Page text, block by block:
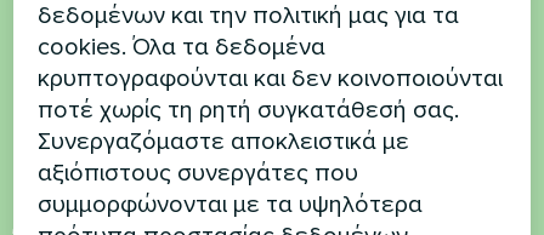
Θέλετε να αγοράσετε ή
έχετε ερωτήσεις
Επικοινωνήστε μαζί μας και θα σας
βοηθήσουμε
δεδομένων και την πολιτική μας για τα
cookies. Όλα τα δεδομένα
κρυπτογραφούνται και δεν κοινοποιούνται
ποτέ χωρίς τη ρητή συγκατάθεσή σας.
Συνεργαζόμαστε αποκλειστικά με
αξιόπιστους συνεργάτες που
συμμορφώνονται με τα υψηλότερα